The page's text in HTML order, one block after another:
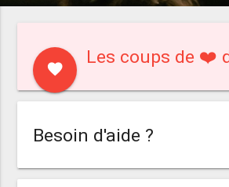
favorite
Les coups de ❤️
Besoin d'aide ?